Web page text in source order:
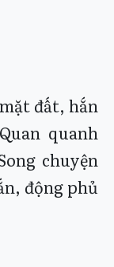
đất, hắn
quanh
chuyện
động phủ